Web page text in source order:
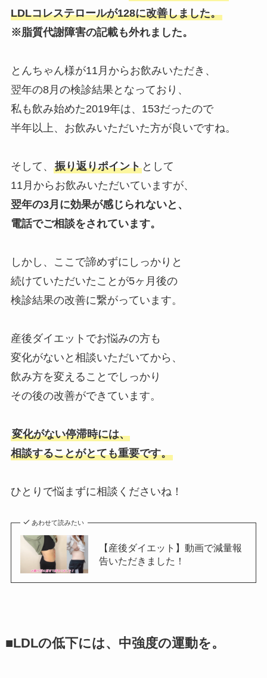
LDLコレステロールが128に改善しました。
※脂質代謝障害の記載も外れました。
とんちゃん様が11月からお飲みいただき、
翌年の8月の検診結果となっており、
私も飲み始めた2019年は、153だったので
半年以上、お飲みいただいた方が良いですね。
そして、 振り返りポイントとして
11月からお飲みいただいていますが、
翌年の3月に効果が感じられないと、
電話でご相談をされています。
しかし、ここで諦めずにしっかりと
続けていただいたことが5ヶ月後の
検診結果の改善に繋がっています。
産後ダイエットでお悩みの方も
変化がないと相談いただいてから、
飲み方を変えることでしっかり
その後の改善ができています。
変化がない停滞時には、
相談することがとても重要です。
ひとりで悩まずに相談くださいね！
あわせて読みたい
【産後ダイエット】動画で減量報
告いただきました！
■LDLの低下には、中強度の運動を。